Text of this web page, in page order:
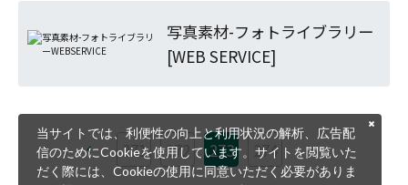
写真素材-フォトライブラリー
[WEB SERVICE]
271 272 273 274
当サイトでは、利便性の向上と利用状況の解析、広告配
信のためにCookieを使用しています。サイトを閲覧いた
だく際には、Cookieの使用に同意いただく必要がありま